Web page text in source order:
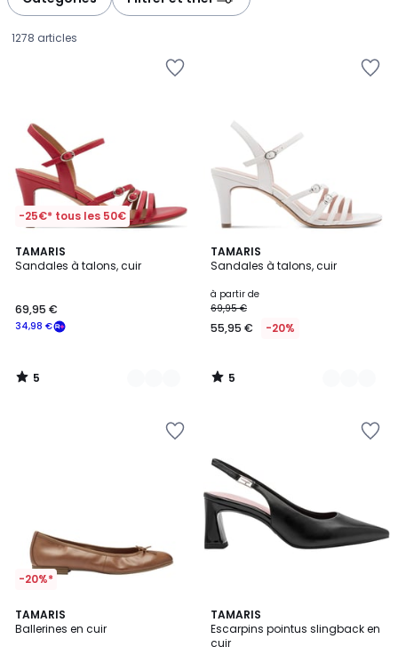
1278 articles
-25€* tous les 50€
TAMARIS
Sandales à talons, cuir
€
souscrivez
notre
programme
34,98 €
69,95 €
5
/
4
Couleurs
5
/
TAMARIS
Sandales à talons, cuir
à partir de
69,95 €
55,95 € -20%
5
/
5
Couleurs
5
/
-20%*
TAMARIS
Ballerines en cuir
4,7
/ 5
6
Couleurs
TAMARIS
Escarpins pointus slingback en
cuir
2
Couleurs